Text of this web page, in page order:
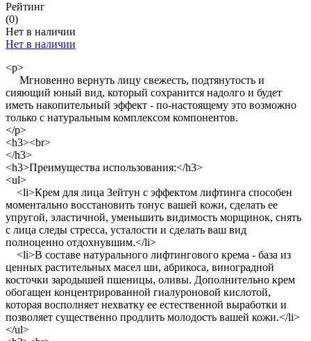
Рейтинг
(0)
Нет в наличии
Нет в наличии
<p>
Мгновенно вернуть лицу свежесть, подтянутость и
сияющий юный вид, который сохранится надолго и будет
иметь накопительный эффект - по-настоящему это возможно
только с натуральным комплексом компонентов.
</p>
<h3><br>
</h3>
<h3>Преимущества использования:</h3>
<ul>
<li>Крем для лица Зейтун с эффектом лифтинга способен
моментально восстановить тонус вашей кожи, сделать ее
упругой, эластичной, уменьшить видимость морщинок, снять
с лица следы стресса, усталости и сделать ваш вид
полноценно отдохнувшим.</li>
<li>В составе натурального лифтингового крема - база из
ценных растительных масел ши, абрикоса, виноградной
косточки зародышей пшеницы, оливы. Дополнительно крем
обогащен концентрированной гиалуроновой кислотой,
которая восполняет нехватку ее естественной выработки и
позволяет существенно продлить молодость вашей кожи.</li>
</ul>